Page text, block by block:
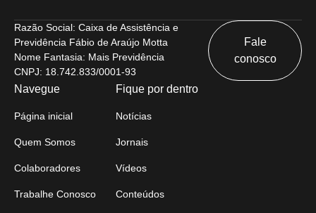
Razão Social: Caixa de Assistência e
Previdência Fábio de Araújo Motta
Nome Fantasia: Mais Previdência
CNPJ: 18.742.833/0001-93
Fale
conosco
Navegue
Página inicial
Quem Somos
Colaboradores
Trabalhe Conosco
Fique por dentro
Notícias
Jornais
Vídeos
Conteúdos